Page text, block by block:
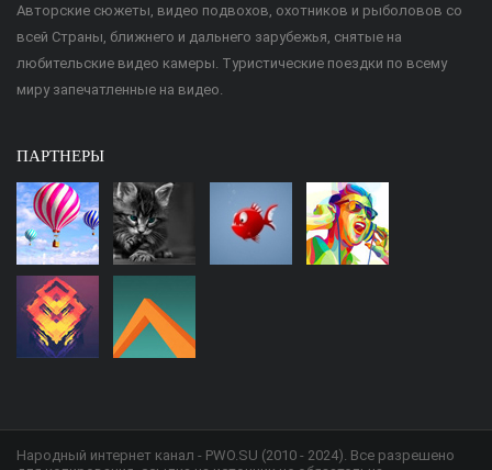
Авторские сюжеты, видео подвохов, охотников и рыболовов со
всей Страны, ближнего и дальнего зарубежья, снятые на
любительские видео камеры. Туристические поездки по всему
миру запечатленные на видео.
ПАРТНЕРЫ
Народный интернет канал - PWO.SU (2010 - 2024). Все разрешено